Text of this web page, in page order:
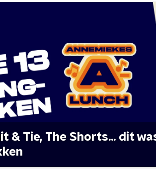
& Tie, The Shorts... dit